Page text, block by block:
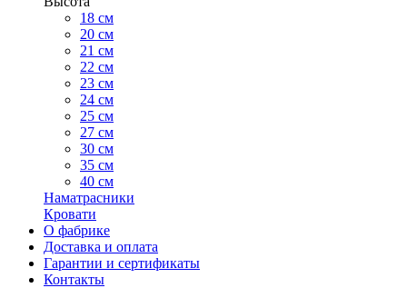
18 см
20 см
21 см
22 см
23 см
24 см
25 см
27 см
30 см
35 см
40 см
Наматрасники
Кровати
О фабрике
Доставка и оплата
Гарантии и сертификаты
Контакты